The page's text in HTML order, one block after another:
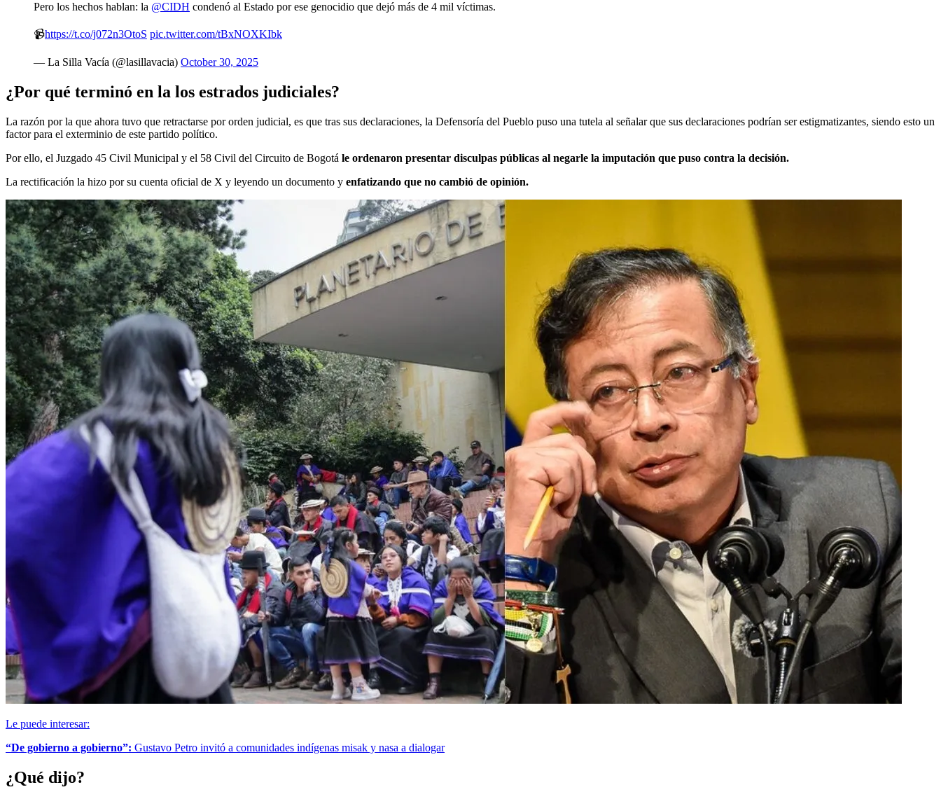
Pero los hechos hablan: la @CIDH condenó al Estado por ese genocidio que dejó más de 4 mil víctimas.
📹https://t.co/j072n3OtoS pic.twitter.com/tBxNOXKIbk
— La Silla Vacía (@lasillavacia) October 30, 2025
¿Por qué terminó en la los estrados judiciales?
La razón por la que ahora tuvo que retractarse por orden judicial, es que tras sus declaraciones, la Defensoría del Pueblo puso una tutela al señalar que sus declaraciones podrían ser estigmatizantes, siendo esto un
factor para el exterminio de este partido político.
Por ello, el Juzgado 45 Civil Municipal y el 58 Civil del Circuito de Bogotá le ordenaron presentar disculpas públicas al negarle la imputación que puso contra la decisión.
La rectificación la hizo por su cuenta oficial de X y leyendo un documento y enfatizando que no cambió de opinión.
Le puede interesar:
“De gobierno a gobierno”: Gustavo Petro invitó a comunidades indígenas misak y nasa a dialogar
¿Qué dijo?